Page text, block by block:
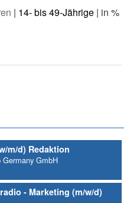
| 14- bis 49-Jährige| in %
m/d) Redaktion
GmbH
- Marketing (m/w/d)